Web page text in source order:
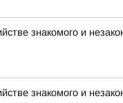
знакомого и
знакомого и